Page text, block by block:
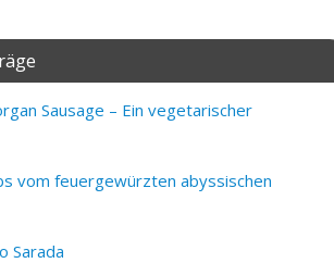
Sausage – Ein vegetarischer
vom feuergewürzten abyssischen
Sarada